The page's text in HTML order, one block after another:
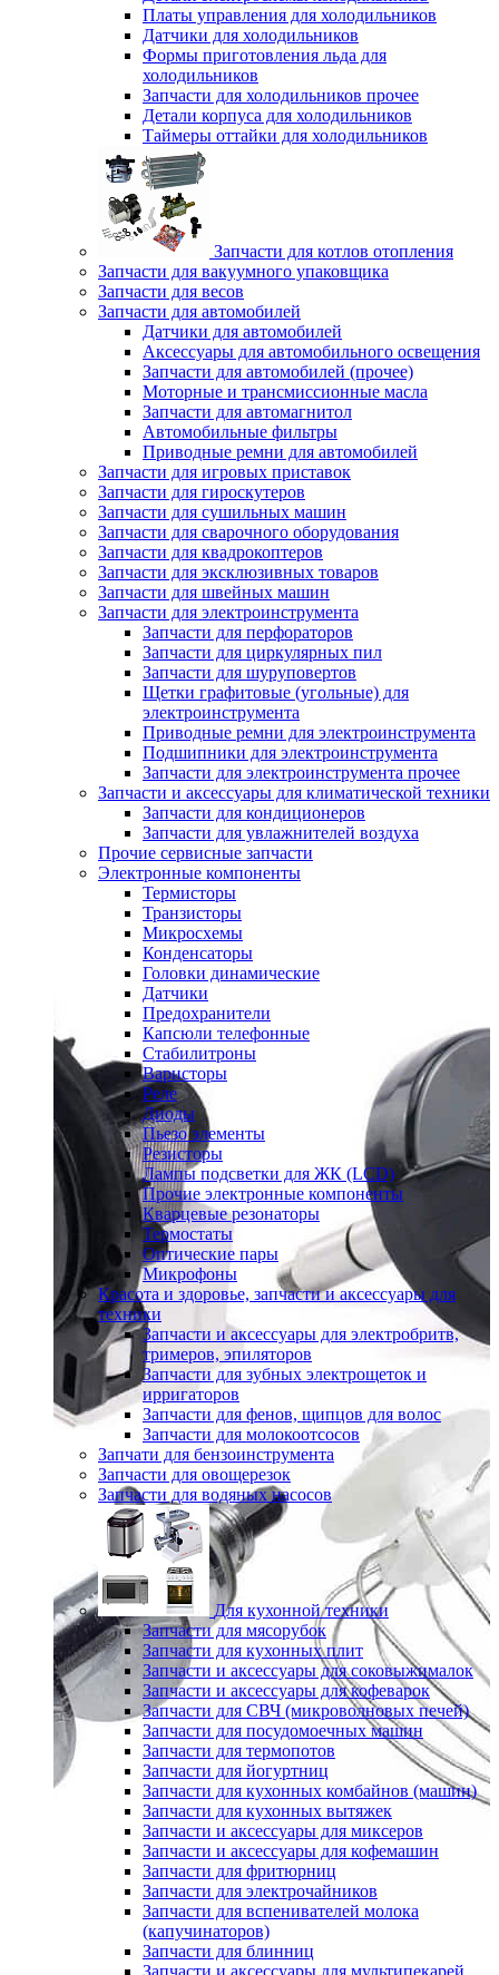
Платы управления для холодильников
Датчики для холодильников
Формы приготовления льда для
холодильников
Запчасти для холодильников прочее
Детали корпуса для холодильников
Таймеры оттайки для холодильников
Запчасти для котлов отопления
Запчасти для вакуумного упаковщика
Запчасти для весов
Запчасти для автомобилей
Датчики для автомобилей
Аксессуары для автомобильного освещения
Запчасти для автомобилей (прочее)
Моторные и трансмиссионные масла
Запчасти для автомагнитол
Автомобильные фильтры
Приводные ремни для автомобилей
Запчасти для игровых приставок
Запчасти для гироскутеров
Запчасти для сушильных машин
Запчасти для сварочного оборудования
Запчасти для квадрокоптеров
Запчасти для эксклюзивных товаров
Запчасти для швейных машин
Запчасти для электроинструмента
Запчасти для перфораторов
Запчасти для циркулярных пил
Запчасти для шуруповертов
Щетки графитовые (угольные) для
электроинструмента
Приводные ремни для электроинструмента
Подшипники для электроинструмента
Запчасти для электроинструмента прочее
Запчасти и аксессуары для климатической техники
Запчасти для кондиционеров
Запчасти для увлажнителей воздуха
Прочие сервисные запчасти
Электронные компоненты
Термисторы
Транзисторы
Микросхемы
Конденсаторы
Головки динамические
Датчики
Предохранители
Капсюли телефонные
Стабилитроны
Варисторы
Реле
Диоды
Пьезо элементы
Резисторы
Лампы подсветки для ЖК (LCD)
Прочие электронные компоненты
Кварцевые резонаторы
Термостаты
Оптические пары
Микрофоны
Красота и здоровье, запчасти и аксессуары для
техники
Запчасти и аксессуары для электробритв,
тримеров, эпиляторов
Запчасти для зубных электрощеток и
ирригаторов
Запчасти для фенов, щипцов для волос
Запчасти для молокоотсосов
Запчати для бензоинструмента
Запчасти для овощерезок
Запчасти для водяных насосов
Для кухонной техники
Запчасти для мясорубок
Запчасти для кухонных плит
Запчасти и аксессуары для соковыжималок
Запчасти и аксессуары для кофеварок
Запчасти для СВЧ (микроволновых печей)
Запчасти для посудомоечных машин
Запчасти для термопотов
Запчасти для йогуртниц
Запчасти для кухонных комбайнов (машин)
Запчасти для кухонных вытяжек
Запчасти и аксессуары для миксеров
Запчасти и аксессуары для кофемашин
Запчасти для фритюрниц
Запчасти для электрочайников
Запчасти для вспенивателей молока
(капучинаторов)
Запчасти для блинниц
Запчасти и аксессуары для мультипекарей